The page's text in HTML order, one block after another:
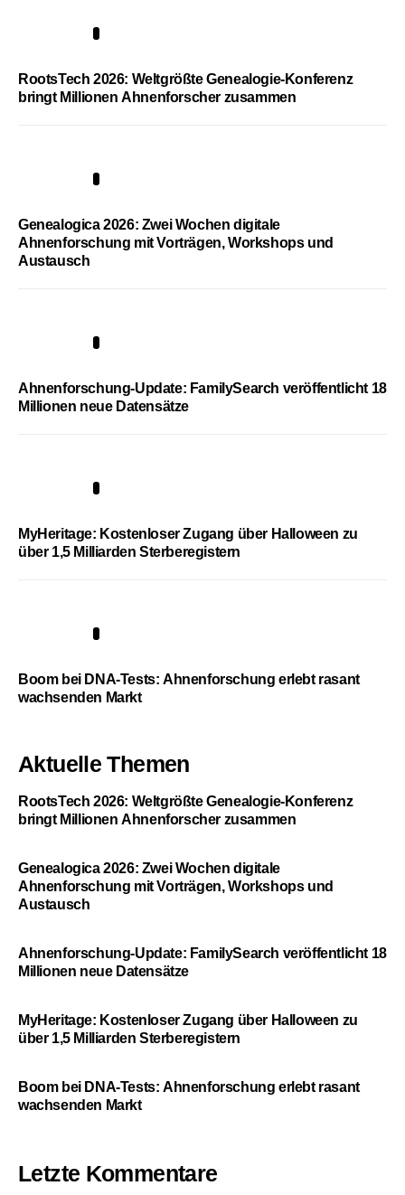
RootsTech 2026: Weltgrößte Genealogie-Konferenz
bringt Millionen Ahnenforscher zusammen
Genealogica 2026: Zwei Wochen digitale
Ahnenforschung mit Vorträgen, Workshops und
Austausch
Ahnenforschung-Update: FamilySearch veröffentlicht 18
Millionen neue Datensätze
MyHeritage: Kostenloser Zugang über Halloween zu
über 1,5 Milliarden Sterberegistern
Boom bei DNA-Tests: Ahnenforschung erlebt rasant
wachsenden Markt
Aktuelle Themen
RootsTech 2026: Weltgrößte Genealogie-Konferenz
bringt Millionen Ahnenforscher zusammen
Genealogica 2026: Zwei Wochen digitale
Ahnenforschung mit Vorträgen, Workshops und
Austausch
Ahnenforschung-Update: FamilySearch veröffentlicht 18
Millionen neue Datensätze
MyHeritage: Kostenloser Zugang über Halloween zu
über 1,5 Milliarden Sterberegistern
Boom bei DNA-Tests: Ahnenforschung erlebt rasant
wachsenden Markt
Letzte Kommentare